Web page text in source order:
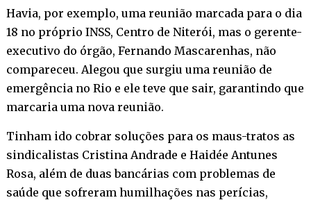
Havia, por exemplo, uma reunião marcada para o dia
18 no próprio INSS, Centro de Niterói, mas o gerente-
executivo do órgão, Fernando Mascarenhas, não
compareceu. Alegou que surgiu uma reunião de
emergência no Rio e ele teve que sair, garantindo que
marcaria uma nova reunião.
Tinham ido cobrar soluções para os maus-tratos as
sindicalistas Cristina Andrade e Haidée Antunes
Rosa, além de duas bancárias com problemas de
saúde que sofreram humilhações nas perícias,